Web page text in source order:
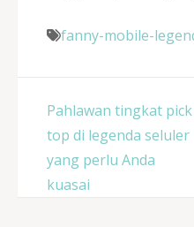
fanny-mobile-
Post
navigation
Pahlawan tingkat pick
top di legenda seluler
yang perlu Anda
kuasai